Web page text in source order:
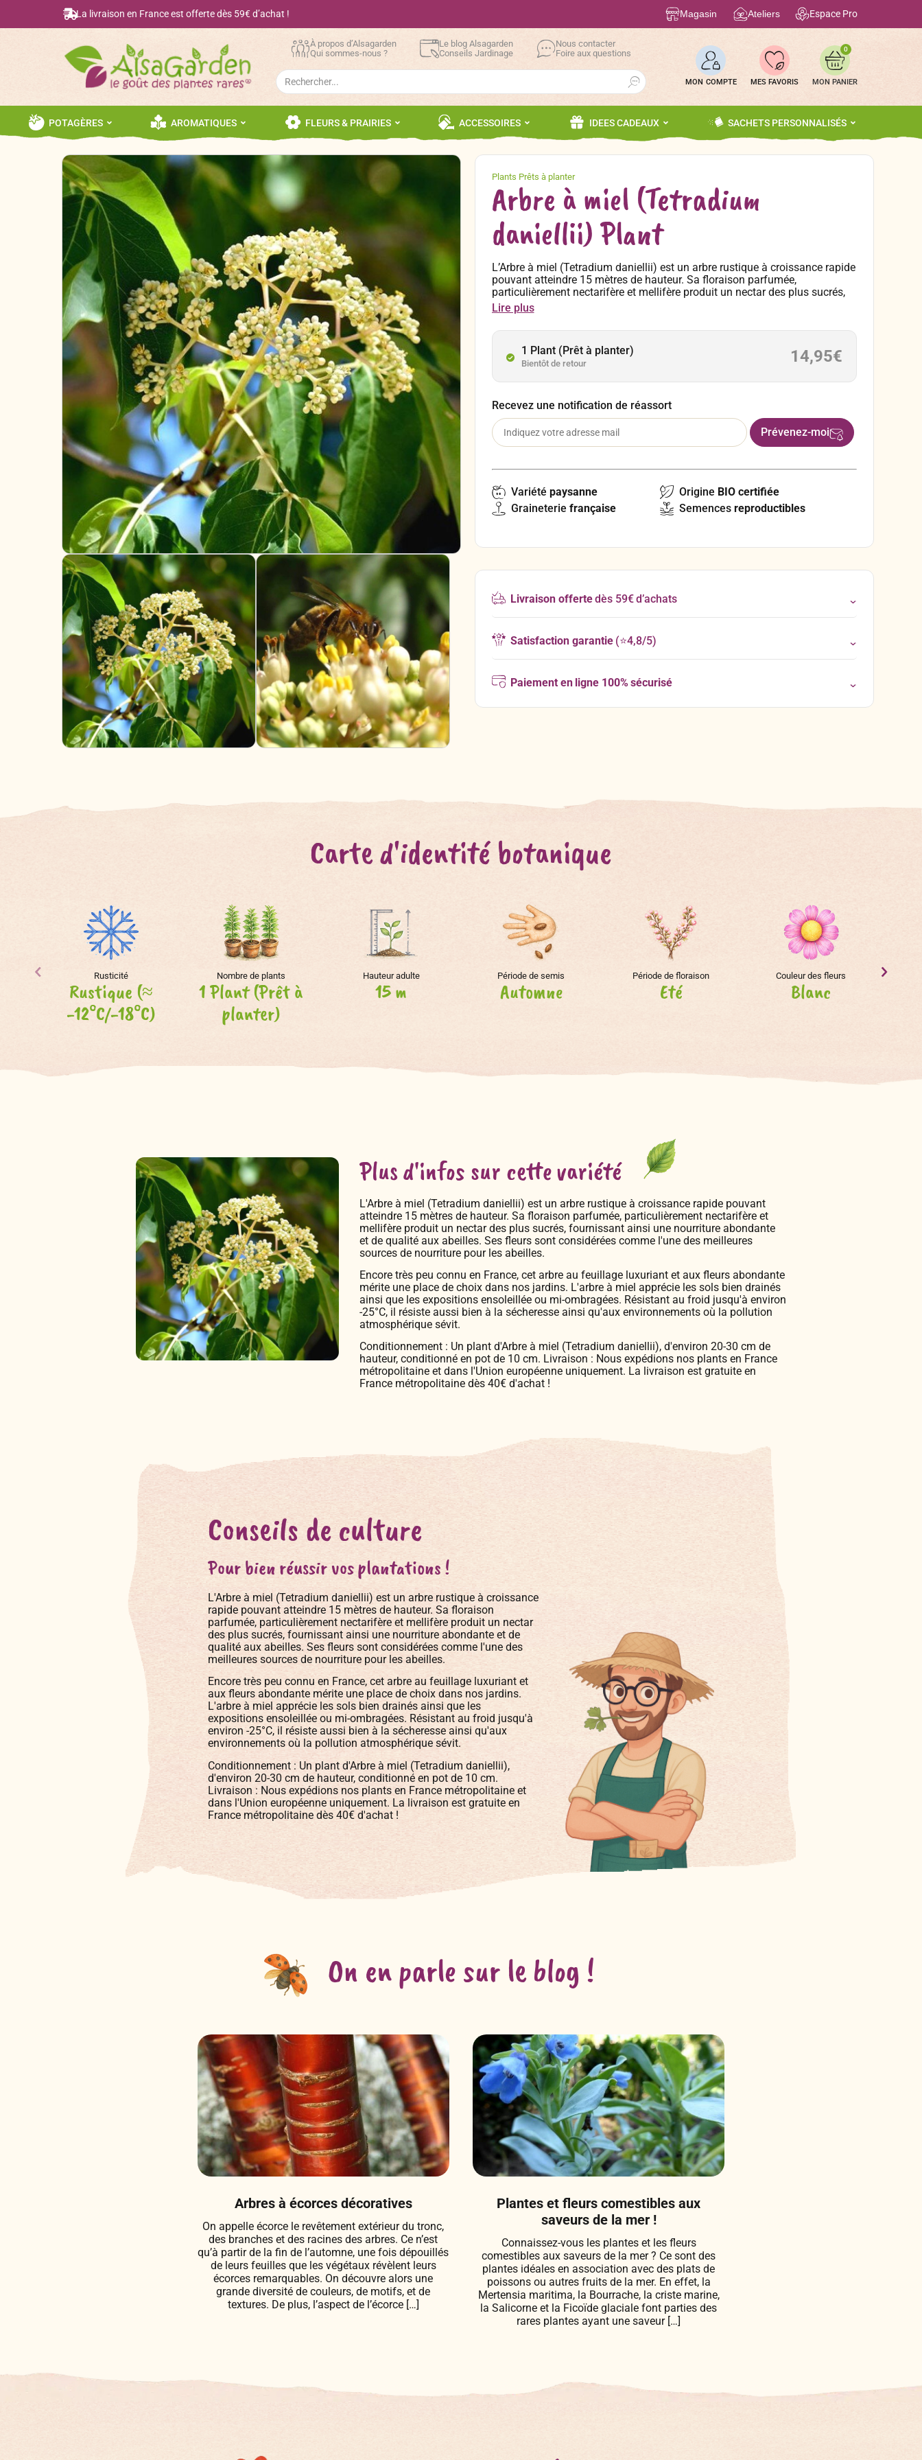
La livraison en France est offerte dès 59€ d’achat ! Magasin Ateliers Espace Pro
À propos d’Alsagarden
Qui sommes-nous ?
Le blog Alsagarden
Conseils Jardinage
Nous contacter
Foire aux questions
Search
for:
Search Button
MON COMPTE MES FAVORIS
0
POTAGÈRES AROMATIQUES FLEURS & PRAIRIES ACCESSOIRES IDEES CADEAUX SACHETS PERSONNALISÉS
Arbre à miel (Tetradium
daniellii) Plant
L’Arbre à miel (Tetradium daniellii) est un arbre rustique à croissance rapide
pouvant atteindre 15 mètres de hauteur. Sa floraison parfumée,
particulièrement nectarifère et mellifère produit un nectar des plus sucrés,
fournissant ainsi une nourriture abondante et de qualité aux abeilles. Ses
fleurs sont considérées comme l’une des meilleures sources de nourriture
pour les abeilles.
Lire plus
1 Plant (Prêt à planter)
Bientôt de retour 14,95€
Recevez une notification de réassort
Variété paysanne Origine BIO certifiée
Graineterie française Semences reproductibles
Livraison offertedès 59€ d’achats
Satisfaction garantie(⭐4,8/5)
Paiement en ligne 100% sécurisé
Carte d'identité botanique
Rusticité
Rustique (≈
-12°C/-18°C)
Nombre de plants
1 Plant (Prêt à
planter)
Hauteur adulte
15 m
Période de semis
Automne
Période de floraison
Eté
Couleur des fleurs
Blanc
Plus d'infos sur cette variété
L'Arbre à miel (Tetradium daniellii) est un arbre rustique à croissance rapide pouvant
atteindre 15 mètres de hauteur. Sa floraison parfumée, particulièrement nectarifère et
mellifère produit un nectar des plus sucrés, fournissant ainsi une nourriture abondante
et de qualité aux abeilles. Ses fleurs sont considérées comme l'une des meilleures
sources de nourriture pour les abeilles.
Encore très peu connu en France, cet arbre au feuillage luxuriant et aux fleurs abondante
mérite une place de choix dans nos jardins. L'arbre à miel apprécie les sols bien drainés
ainsi que les expositions ensoleillée ou mi-ombragées. Résistant au froid jusqu'à environ
-25°C, il résiste aussi bien à la sécheresse ainsi qu'aux environnements où la pollution
atmosphérique sévit.
Conditionnement : Un plant d'Arbre à miel (Tetradium daniellii), d'environ 20-30 cm de
hauteur, conditionné en pot de 10 cm. Livraison : Nous expédions nos plants en France
métropolitaine et dans l'Union européenne uniquement. La livraison est gratuite en
France métropolitaine dès 40€ d'achat !
Conseils de culture
Pour bien réussir vos plantations !
L'Arbre à miel (Tetradium daniellii) est un arbre rustique à croissance
rapide pouvant atteindre 15 mètres de hauteur. Sa floraison
parfumée, particulièrement nectarifère et mellifère produit un nectar
des plus sucrés, fournissant ainsi une nourriture abondante et de
qualité aux abeilles. Ses fleurs sont considérées comme l'une des
meilleures sources de nourriture pour les abeilles.
Encore très peu connu en France, cet arbre au feuillage luxuriant et
aux fleurs abondante mérite une place de choix dans nos jardins.
L'arbre à miel apprécie les sols bien drainés ainsi que les
expositions ensoleillée ou mi-ombragées. Résistant au froid jusqu'à
environ -25°C, il résiste aussi bien à la sécheresse ainsi qu'aux
environnements où la pollution atmosphérique sévit.
Conditionnement : Un plant d'Arbre à miel (Tetradium daniellii),
d'environ 20-30 cm de hauteur, conditionné en pot de 10 cm.
Livraison : Nous expédions nos plants en France métropolitaine et
dans l'Union européenne uniquement. La livraison est gratuite en
France métropolitaine dès 40€ d'achat !
On en parle sur le blog !
Arbres à écorces décoratives
On appelle écorce le revêtement extérieur du tronc,
des branches et des racines des arbres. Ce n’est
qu’à partir de la fin de l’automne, une fois dépouillés
de leurs feuilles que les végétaux révèlent leurs
écorces remarquables. On découvre alors une
grande diversité de couleurs, de motifs, et de
textures. De plus, l’aspect de l’écorce […]
Plantes et fleurs comestibles aux
saveurs de la mer !
Connaissez-vous les plantes et les fleurs
comestibles aux saveurs de la mer ? Ce sont des
plantes idéales en association avec des plats de
poissons ou autres fruits de la mer. En effet, la
Mertensia maritima, la Bourrache, la criste marine,
la Salicorne et la Ficoïde glaciale font parties des
rares plantes ayant une saveur […]